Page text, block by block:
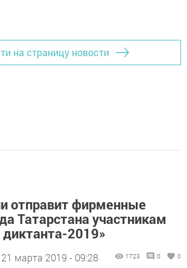
на страницу новости
отправит фирменные
Татарстана участникам
диктанта-2019»
21 марта 2019 - 09:28 1723 0 0